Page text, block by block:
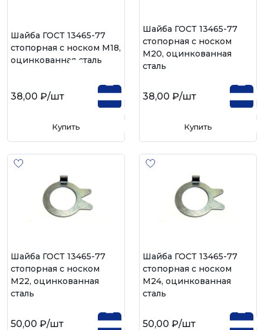
Шайба ГОСТ 13465-77
стопорная с носком М18,
оцинкованная сталь
38,00 ₽/шт
Купить
Шайба ГОСТ 13465-77
стопорная с носком
М20, оцинкованная
сталь
38,00 ₽/шт
Купить
Шайба ГОСТ 13465-77
стопорная с носком
М22, оцинкованная
сталь
50,00 ₽/шт
Шайба ГОСТ 13465-77
стопорная с носком
М24, оцинкованная
сталь
50,00 ₽/шт